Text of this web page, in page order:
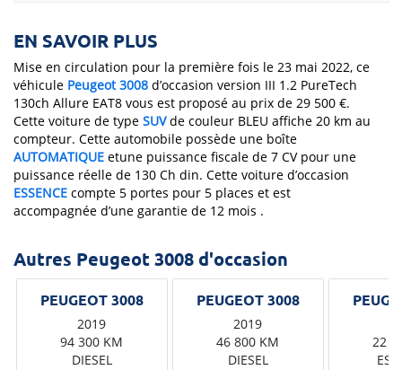
EN SAVOIR PLUS
Mise en circulation pour la première fois le 23 mai 2022, ce
véhicule Peugeot 3008 d’occasion version III 1.2 PureTech
130ch Allure EAT8 vous est proposé au prix de 29 500 €.
Cette voiture de type SUVde couleur BLEU affiche 20 km au
compteur. Cette automobile possède une boîte
AUTOMATIQUE etune puissance fiscale de 7 CV pour une
puissance réelle de 130 Ch din. Cette voiture d’occasion
ESSENCE compte 5 portes pour 5 places et est
accompagnée d’une garantie de 12 mois .
Autres Peugeot 3008 d'occasion
PEUGEOT 3008
2019
94 300 KM
DIESEL
PEUGEOT 3008
2019
46 800 KM
DIESEL
22